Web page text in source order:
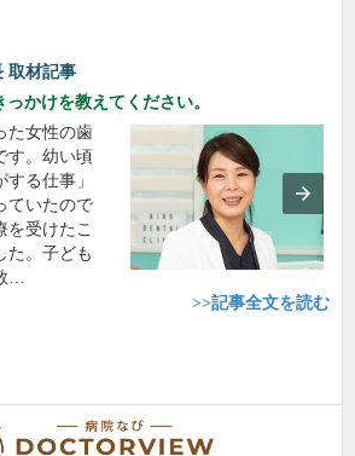
取材記事
かけを教えてください。
た女性の歯
す。幼い頃
る仕事」
ていたので
を受けたこ
た。子ども
…
>>記事全文を読む